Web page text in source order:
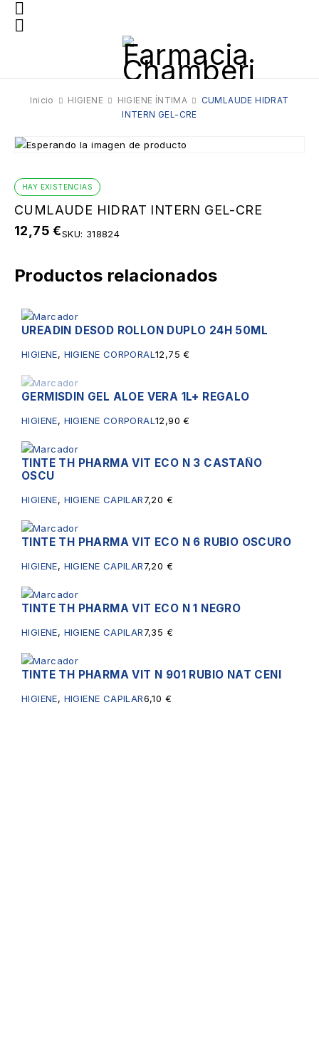
Inicio HIGIENE HIGIENE ÍNTIMA
CUMLAUDE HIDRAT
INTERN GEL-CRE
HAY EXISTENCIAS
CUMLAUDE HIDRAT INTERN GEL-CRE
12,75€SKU: 318824
Productos relacionados
UREADIN DESOD ROLLON DUPLO 24H 50ML
HIGIENE, HIGIENE CORPORAL12,75€
Sin existencias
GERMISDIN GEL ALOE VERA 1L+ REGALO
HIGIENE, HIGIENE CORPORAL12,90€
TINTE TH PHARMA VIT ECO N 3 CASTAÑO
OSCU
HIGIENE, HIGIENE CAPILAR7,20 €
TINTE TH PHARMA VIT ECO N 6 RUBIO OSCURO
HIGIENE, HIGIENE CAPILAR7,20 €
TINTE TH PHARMA VIT ECO N 1 NEGRO
HIGIENE, HIGIENE CAPILAR7,35 €
TINTE TH PHARMA VIT N 901 RUBIO NAT CENI
HIGIENE, HIGIENE CAPILAR6,10 €